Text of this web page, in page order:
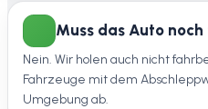
Muss das Auto
Nein. Wir holen auch nicht
Fahrzeuge mit dem
Umgebung ab.